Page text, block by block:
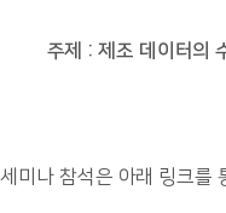
주제 : 제조 데이터의
미나 참석은 아래 링크를